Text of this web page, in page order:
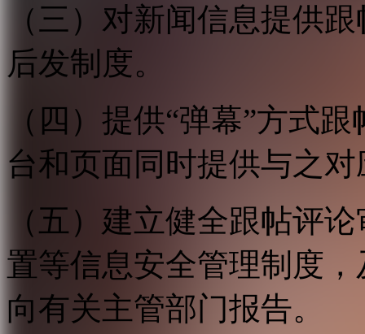
（三）对新闻信息提供
后发制度。
（四）提供“弹幕”方式
台和页面同时提供与之
（五）建立健全跟帖评
置等信息安全管理制度
向有关主管部门报告。